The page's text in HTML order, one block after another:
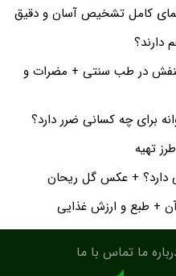
کامل تشخیص آسان و دقیق
دارند؟
در طب سنتی + مضرات و
برای چه کسانی ضرر دارد؟
تهیه
+ عکس گل ریحان
+ طبع و ارزش غذایی
ما تماس با ما